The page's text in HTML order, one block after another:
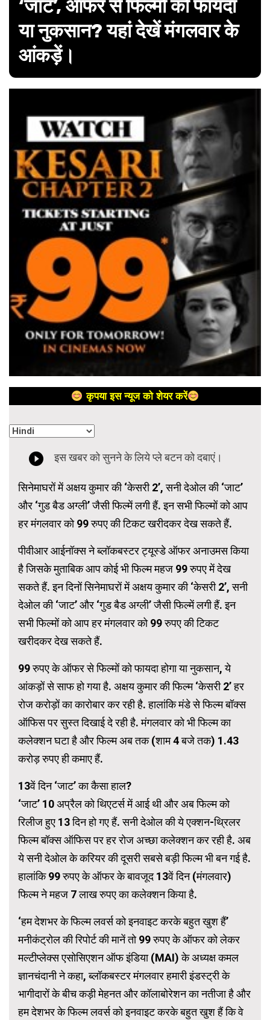
‘जाट’, ऑफर से फिल्मों को फायदा
या नुकसान? यहां देखें मंगलवार के
आंकड़ें।
कृपया इस न्यूज को शेयर करें
सिनेमाघरों में अक्षय कुमार की ‘केसरी 2’, सनी देओल की ‘जाट’
और ‘गुड बैड अग्ली’ जैसी फिल्में लगी हैं. इन सभी फिल्मों को आप
हर मंगलवार को 99 रुपए की टिकट खरीदकर देख सकते हैं.
पीवीआर आईनॉक्स ने ब्लॉकबस्टर ट्यूस्डे ऑफर अनाउमस किया
है जिसके मुताबिक आप कोई भी फिल्म महज 99 रुपए में देख
सकते हैं. इन दिनों सिनेमाघरों में अक्षय कुमार की ‘केसरी 2’, सनी
देओल की ‘जाट’ और ‘गुड बैड अग्ली’ जैसी फिल्में लगी हैं. इन
सभी फिल्मों को आप हर मंगलवार को 99 रुपए की टिकट
खरीदकर देख सकते हैं.
99 रुपए के ऑफर से फिल्मों को फायदा होगा या नुकसान, ये
आंकड़ों से साफ हो गया है. अक्षय कुमार की फिल्म ‘केसरी 2’ हर
रोज करोड़ों का कारोबार कर रही है. हालांकि मंडे से फिल्म बॉक्स
ऑफिस पर सुस्त दिखाई दे रही है. मंगलवार को भी फिल्म का
कलेक्शन घटा है और फिल्म अब तक (शाम 4 बजे तक) 1.43
करोड़ रुपए ही कमाए हैं.
13वें दिन ‘जाट’ का कैसा हाल?
‘जाट’ 10 अप्रैल को थिएटर्स में आई थी और अब फिल्म को
रिलीज हुए 13 दिन हो गए हैं. सनी देओल की ये एक्शन-थ्रिलर
फिल्म बॉक्स ऑफिस पर हर रोज अच्छा कलेक्शन कर रही है. अब
ये सनी देओल के करियर की दूसरी सबसे बड़ी फिल्म भी बन गई है.
हालांकि 99 रुपए के ऑफर के बावजूद 13वें दिन (मंगलवार)
फिल्म ने महज 7 लाख रुपए का कलेक्शन किया है.
‘हम देशभर के फिल्म लवर्स को इनवाइट करके बहुत खुश हैं’
मनीकंट्रोल की रिपोर्ट की मानें तो 99 रुपए के ऑफर को लेकर
मल्टीप्लेक्स एसोसिएशन ऑफ इंडिया (MAI) के अध्यक्ष कमल
ज्ञानचंदानी ने कहा, ब्लॉकबस्टर मंगलवार हमारी इंडस्ट्री के
भागीदारों के बीच कड़ी मेहनत और कॉलाबोरेशन का नतीजा है और
हम देशभर के फिल्म लवर्स को इनवाइट करके बहुत खुश हैं कि वे